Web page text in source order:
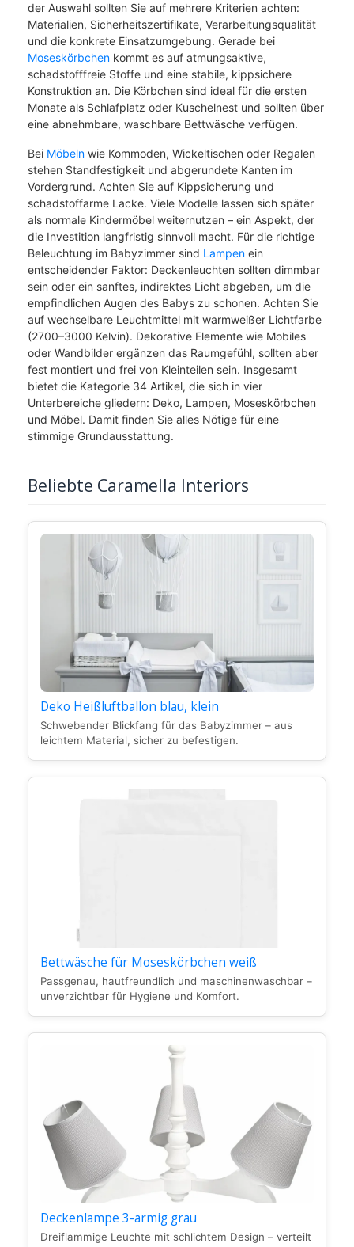
der Auswahl sollten Sie auf mehrere Kriterien achten:
Materialien, Sicherheitszertifikate, Verarbeitungsqualität
und die konkrete Einsatzumgebung. Gerade bei
Moseskörbchen kommt es auf atmungsaktive,
schadstofffreie Stoffe und eine stabile, kippsichere
Konstruktion an. Die Körbchen sind ideal für die ersten
Monate als Schlafplatz oder Kuschelnest und sollten über
eine abnehmbare, waschbare Bettwäsche verfügen.
Bei Möbeln wie Kommoden, Wickeltischen oder Regalen
stehen Standfestigkeit und abgerundete Kanten im
Vordergrund. Achten Sie auf Kippsicherung und
schadstoffarme Lacke. Viele Modelle lassen sich später
als normale Kindermöbel weiternutzen – ein Aspekt, der
die Investition langfristig sinnvoll macht. Für die richtige
Beleuchtung im Babyzimmer sind Lampen ein
entscheidender Faktor: Deckenleuchten sollten dimmbar
sein oder ein sanftes, indirektes Licht abgeben, um die
empfindlichen Augen des Babys zu schonen. Achten Sie
auf wechselbare Leuchtmittel mit warmweißer Lichtfarbe
(2700–3000 Kelvin). Dekorative Elemente wie Mobiles
oder Wandbilder ergänzen das Raumgefühl, sollten aber
fest montiert und frei von Kleinteilen sein. Insgesamt
bietet die Kategorie 34 Artikel, die sich in vier
Unterbereiche gliedern: Deko, Lampen, Moseskörbchen
und Möbel. Damit finden Sie alles Nötige für eine
stimmige Grundausstattung.
Beliebte Caramella Interiors
Deko Heißluftballon blau, klein
Schwebender Blickfang für das Babyzimmer – aus
leichtem Material, sicher zu befestigen.
Bettwäsche für Moseskörbchen weiß
Passgenau, hautfreundlich und maschinenwaschbar –
unverzichtbar für Hygiene und Komfort.
Deckenlampe 3-armig grau
Dreiflammige Leuchte mit schlichtem Design – verteilt